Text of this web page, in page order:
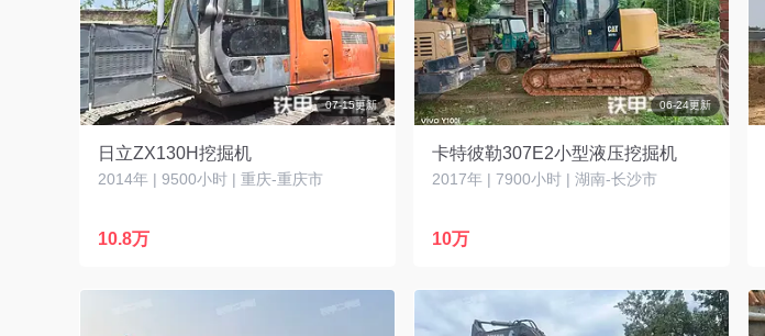
07-15更新
日立ZX130H挖掘机
2014年 | 9500小时 | 重庆-重庆市
10.8万
06-24更新
卡特彼勒307E2小型液压挖掘机
2017年 | 7900小时 | 湖南-长沙市
10万